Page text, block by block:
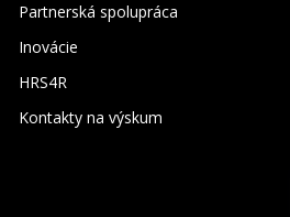
Partnerská spolupráca
Inovácie
HRS4R
Kontakty na výskum